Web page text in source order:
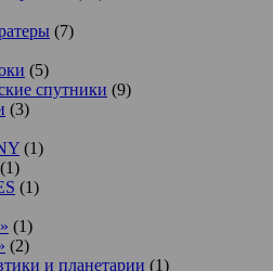
(7)
(5)
спутники (9)
(3)
(1)
(1)
(1)
(1)
(2)
и планетарии (1)